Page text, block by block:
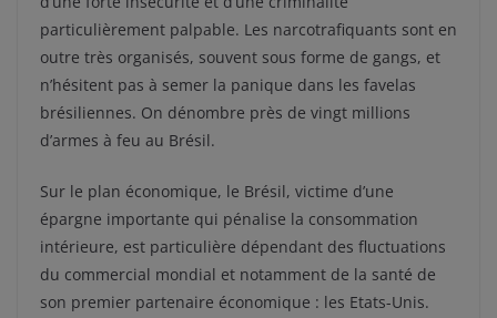
particulièrement palpable. Les narcotrafiquants sont en
outre très organisés, souvent sous forme de gangs, et
n’hésitent pas à semer la panique dans les favelas
brésiliennes. On dénombre près de vingt millions
d’armes à feu au Brésil.
Sur le plan économique, le Brésil, victime d’une
épargne importante qui pénalise la consommation
intérieure, est particulière dépendant des fluctuations
du commercial mondial et notamment de la santé de
son premier partenaire économique : les Etats-Unis.